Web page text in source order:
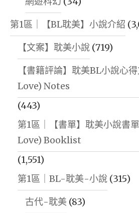
第1區｜【BL耽美】小說介紹
【文案】耽美小說 (719)
【書籍評論】耽美BL小說心
Love) Notes
(443)
第1區｜【書單】耽美小說書
Love) Booklist
(1,551)
第1區｜BL-耽美-小說 (315)
古代-耽美 (83)